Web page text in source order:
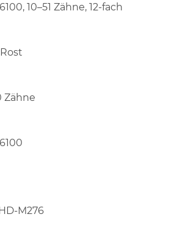
10–51 Zähne, 12-fach
Zähne
M276